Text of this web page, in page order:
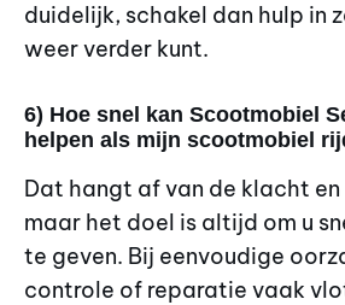
duidelijk, schakel dan hulp in
weer verder kunt.
6) Hoe snel kan Scootmobiel
helpen als mijn scootmobiel
Dat hangt af van de klacht en
maar het doel is altijd om u
te geven. Bij eenvoudige
controle of reparatie vaak